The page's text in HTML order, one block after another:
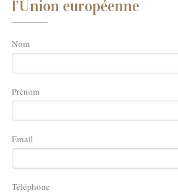
l’Union européenne
Nom
Prénom
Email
Téléphone